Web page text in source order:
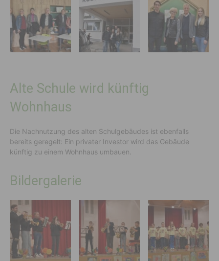
Alte Schule wird künftig
Wohnhaus
Die Nachnutzung des alten Schulgebäudes ist ebenfalls
bereits geregelt: Ein privater Investor wird das Gebäude
künftig zu einem Wohnhaus umbauen.
Bildergalerie